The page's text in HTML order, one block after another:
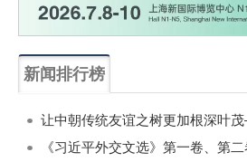
新闻排行榜
《习近平外交文选》第一卷、第